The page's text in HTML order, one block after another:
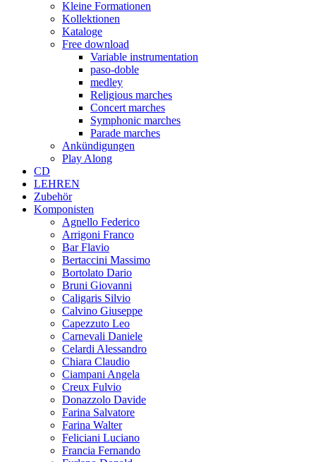
Kleine Formationen
Kollektionen
Kataloge
Free download
Variable instrumentation
paso-doble
medley
Religious marches
Concert marches
Symphonic marches
Parade marches
Ankündigungen
Play Along
CD
LEHREN
Zubehör
Komponisten
Agnello Federico
Arrigoni Franco
Bar Flavio
Bertaccini Massimo
Bortolato Dario
Bruni Giovanni
Caligaris Silvio
Calvino Giuseppe
Capezzuto Leo
Carnevali Daniele
Celardi Alessandro
Chiara Claudio
Ciampani Angela
Creux Fulvio
Donazzolo Davide
Farina Salvatore
Farina Walter
Feliciani Luciano
Francia Fernando